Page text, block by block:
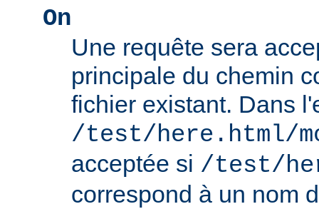
On
Une requête sera
principale du chemin
fichier existant. Dans
/test/here.html/
acceptée si /test/
correspond à un nom